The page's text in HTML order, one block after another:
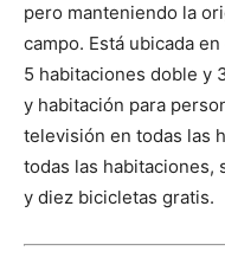
pero manteniendo la
campo. Está ubicada
5 habitaciones doble y
y habitación para
televisión en todas las
todas las habitaciones,
y diez bicicletas gratis.